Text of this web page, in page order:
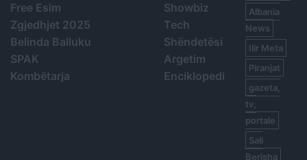
Free Esim
Zgjedhjet 2025
Belinda Balluku
SPAK
Kombëtarja
Showbiz
Tech
Shëndetësi
Argetim
Enciklopedi
Albania
News
Ilir Meta
Piranjat
gazeta,
tv,
portale
Sali
Berisha